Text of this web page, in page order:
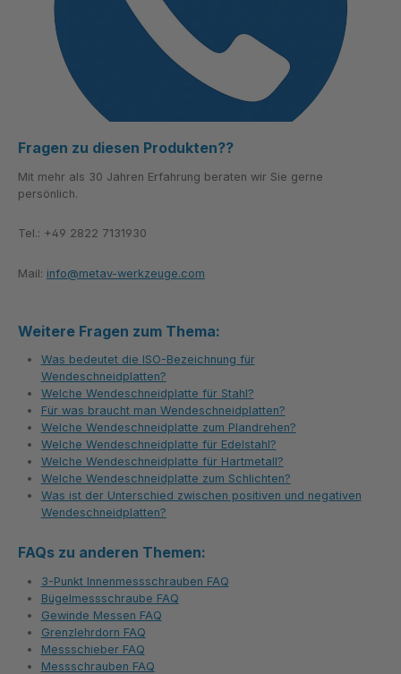
Fragen zu diesen Produkten??
Mit mehr als 30 Jahren Erfahrung beraten wir Sie gerne
persönlich.
Tel.: +49 2822 7131930
Mail: info@metav-werkzeuge.com
Weitere Fragen zum Thema:
Was bedeutet die ISO-Bezeichnung für
Wendeschneidplatten?
Welche Wendeschneidplatte für Stahl?
Für was braucht man Wendeschneidplatten?
Welche Wendeschneidplatte zum Plandrehen?
Welche Wendeschneidplatte für Edelstahl?
Welche Wendeschneidplatte für Hartmetall?
Welche Wendeschneidplatte zum Schlichten?
Was ist der Unterschied zwischen positiven und negativen
Wendeschneidplatten?
FAQs zu anderen Themen:
3-Punkt Innenmessschrauben FAQ
Bügelmessschraube FAQ
Gewinde Messen FAQ
Grenzlehrdorn FAQ
Messschieber FAQ
Messschrauben FAQ